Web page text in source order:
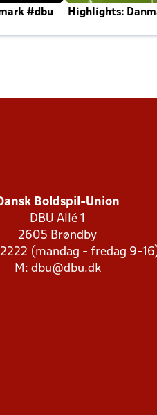
#dbu
Highlights:
Boldspil-Union
DBU Allé 1
2605 Brøndby
(mandag - fredag 9-
M: dbu@dbu.dk